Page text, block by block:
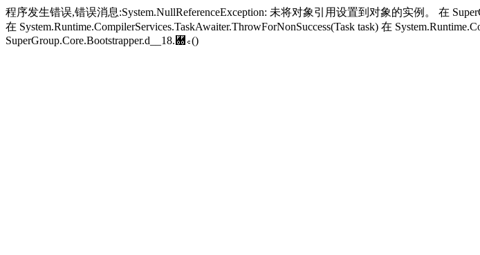
程序发生错误,错误消息:System.NullReferenceException: 未将对象引用设置到对象的实例。 在
在 System.Runtime.CompilerServices.TaskAwaiter.ThrowForNonSuccess(Task task) 在
SuperGroup.Core.Bootstrapper.d__18.＀꜀()